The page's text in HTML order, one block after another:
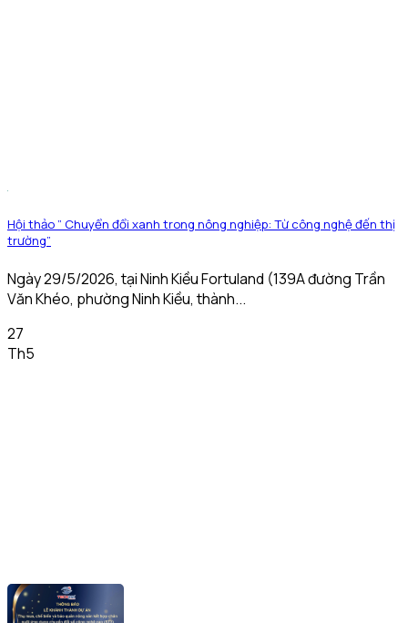
Hội thảo ” Chuyển đổi xanh trong nông nghiệp: Từ công nghệ đến thị
trường”
Ngày 29/5/2026, tại Ninh Kiều Fortuland (139A đường Trần
Văn Khéo, phường Ninh Kiều, thành...
27
Th5